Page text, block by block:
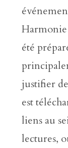
Harmonie
été
justifier
est
liens au
lectures,